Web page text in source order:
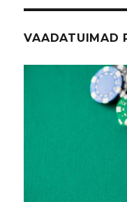
VAADATUIMAD